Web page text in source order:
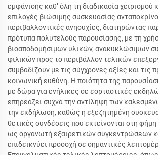
εμφάνισης καθ’ όλη τη διαδικασία χειρισμού
επιλογές βιώσιμης συσκευασίας
περιβαλλοντικές ανησυχίες, διατηρώντας
πρότυπα πολυτελούς παρουσίασης, με τη
βιοαποδομήσιμων υλικών, ανακυκλώσιμων
φιλικών προς το περιβάλλον τελικών
συμβαδίζουν με τις σύγχρονες αξίες και τις
κοινωνική ευθύνη. Η ποιότητα της
με δώρα για ενήλικες σε εορταστικές
επηρεάζει συχνά την αντίληψη των
την εκδήλωση, καθώς η εξεζητημένη
θετικές συνδέσεις που εκτείνονται στη
ως οργανωτή εξαιρετικών συγκεντρώσεων
επιδεικνύει προσοχή σε σημαντικές